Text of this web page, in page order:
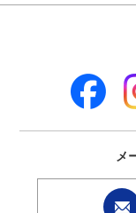
メ